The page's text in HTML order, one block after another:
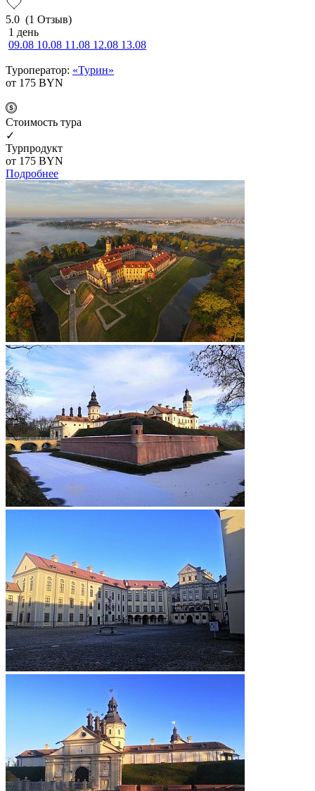
5.0 (1 Отзыв)
1 день
09.08 10.08 11.08 12.08 13.08
Туроператор: «Турин»
от 175 BYN
Cтоимость тура
✓
Турпродукт
от 175 BYN
Подробнее